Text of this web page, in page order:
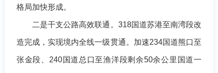
格局加快形成。
二是干支公路高效联通。318国道苏港至南湾段改
造完成，实现境内全线一级贯通。加速234国道熊口至
张金段、240国道总口至渔洋段剩余50余公里国道一